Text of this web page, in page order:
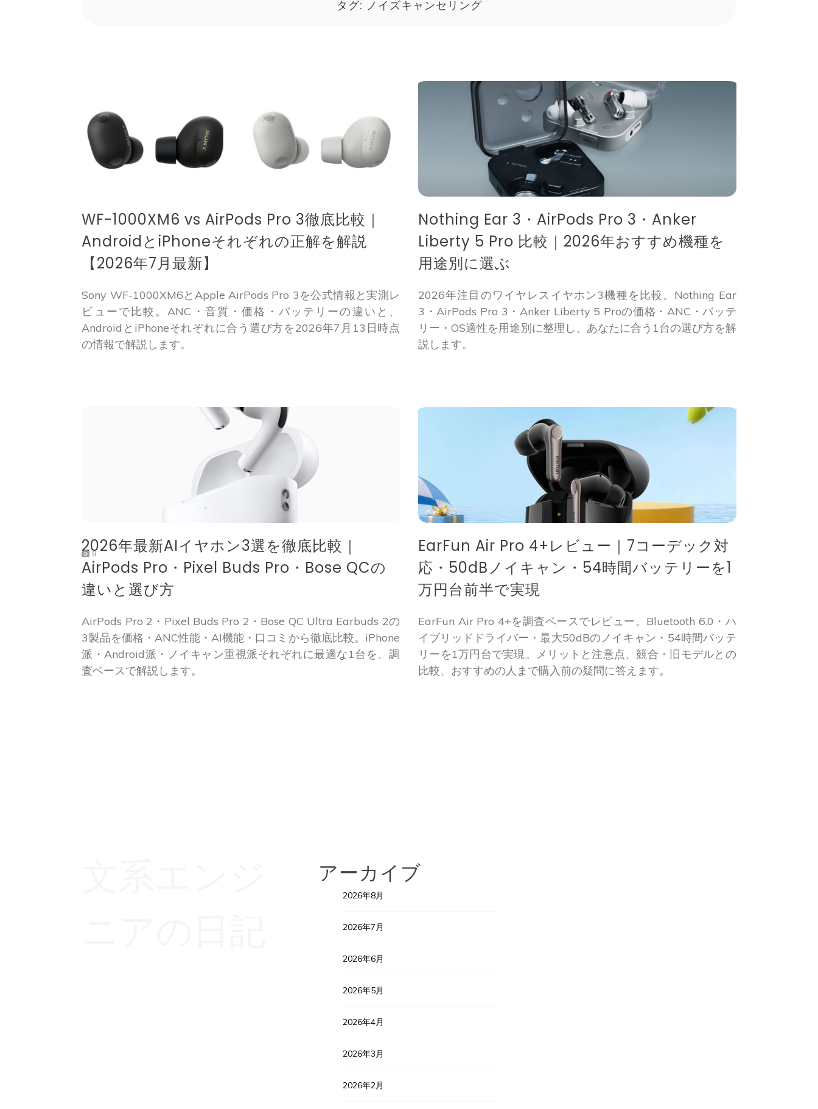
タグ: ノイズキャンセリング
WF-1000XM6 vs AirPods Pro 3徹底比較｜
AndroidとiPhoneそれぞれの正解を解説
【2026年7月最新】
Sony WF-1000XM6とApple AirPods Pro 3を公式情報と実測レ
ビューで比較。ANC・音質・価格・バッテリーの違いと、
AndroidとiPhoneそれぞれに合う選び方を2026年7月13日時点
の情報で解説します。
Nothing Ear 3・AirPods Pro 3・Anker
Liberty 5 Pro 比較｜2026年おすすめ機種を
用途別に選ぶ
2026年注目のワイヤレスイヤホン3機種を比較。Nothing Ear
3・AirPods Pro 3・Anker Liberty 5 Proの価格・ANC・バッテ
リー・OS適性を用途別に整理し、あなたに合う1台の選び方を解
説します。
9
2026年最新AIイヤホン3選を徹底比較｜
AirPods Pro・Pixel Buds Pro・Bose QCの
違いと選び方
AirPods Pro 2・Pixel Buds Pro 2・Bose QC Ultra Earbuds 2の
3製品を価格・ANC性能・AI機能・口コミから徹底比較。iPhone
派・Android派・ノイキャン重視派それぞれに最適な1台を、調
査ベースで解説します。
EarFun Air Pro 4+レビュー｜7コーデック対
応・50dBノイキャン・54時間バッテリーを1
万円台前半で実現
EarFun Air Pro 4+を調査ベースでレビュー。Bluetooth 6.0・ハ
イブリッドドライバー・最大50dBのノイキャン・54時間バッテ
リーを1万円台で実現。メリットと注意点、競合・旧モデルとの
比較、おすすめの人まで購入前の疑問に答えます。
アーカイブ
2026年8月
2026年7月
2026年6月
2026年5月
2026年4月
2026年3月
2026年2月